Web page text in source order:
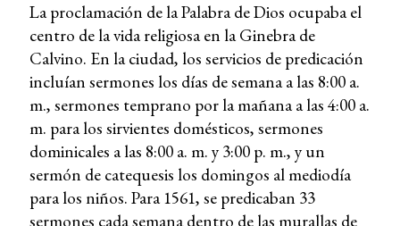
La proclamación de la Palabra de Dios ocupaba el
centro de la vida religiosa en la Ginebra de
Calvino. En la ciudad, los servicios de predicación
incluían sermones los días de semana a las 8:00 a.
m., sermones temprano por la mañana a las 4:00 a.
m. para los sirvientes domésticos, sermones
dominicales a las 8:00 a. m. y 3:00 p. m., y un
sermón de catequesis los domingos al mediodía
para los niños. Para 1561, se predicaban 33
sermones cada semana dentro de las murallas de